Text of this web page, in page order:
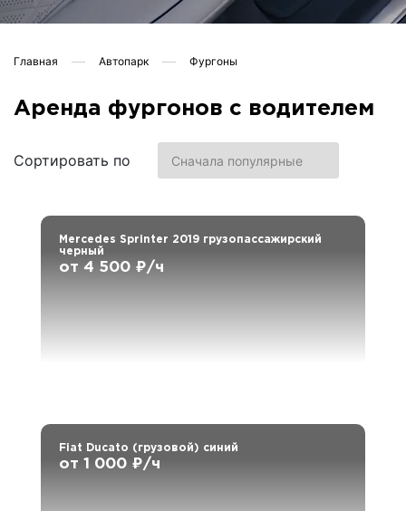
Главная Автопарк Фургоны
Аренда фургонов с водителем
Сортировать по
Mercedes Sprinter 2019 грузопассажирский
черный
от 4 500 ₽/ч
Fiat Ducato (грузовой) синий
от 1 000 ₽/ч